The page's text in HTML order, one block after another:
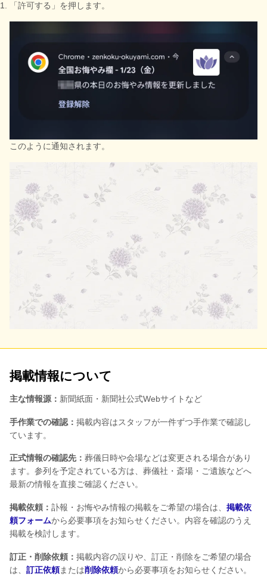
「許可する」を押します。
このように通知されます。
掲載情報について
主な情報源： 新聞紙面・新聞社公式Webサイトなど
手作業での確認： 掲載内容はスタッフが一件ずつ手作業で確認し
ています。
正式情報の確認先： 葬儀日時や会場などは変更される場合があり
ます。参列を予定されている方は、葬儀社・斎場・ご遺族などへ
最新の情報を直接ご確認ください。
掲載依頼： 訃報・お悔やみ情報の掲載をご希望の場合は、 掲載依
頼フォームから必要事項をお知らせください。内容を確認のうえ
掲載を検討します。
訂正・削除依頼： 掲載内容の誤りや、訂正・削除をご希望の場合
は、 訂正依頼または削除依頼から必要事項をお知らせください。